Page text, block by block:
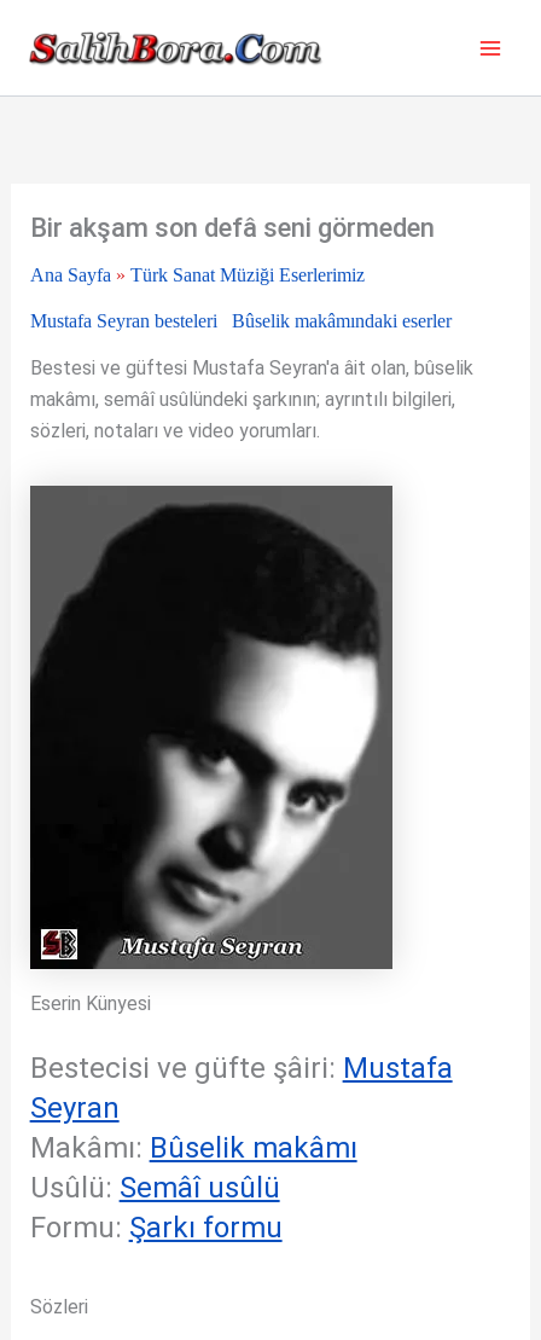
Bir akşam son defâ seni görmeden
Ana Sayfa » Türk Sanat Müziği Eserlerimiz
Mustafa Seyran besteleri Bûselik makâmındaki eserler
Bestesi ve güftesi Mustafa Seyran'a âit olan, bûselik
makâmı, semâî usûlündeki şarkının; ayrıntılı bilgileri,
sözleri, notaları ve video yorumları.
Eserin Künyesi
Bestecisi ve güfte şâiri: Mustafa
Seyran
Makâmı: Bûselik makâmı
Usûlü: Semâî usûlü
Formu: Şarkı formu
Sözleri